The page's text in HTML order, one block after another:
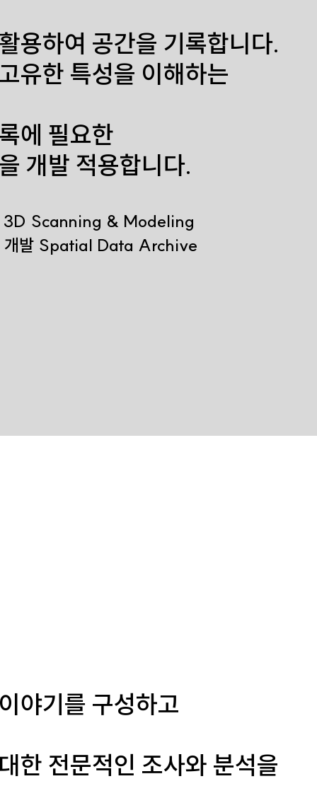
용하여 공간을 기록합니다.
유한 특성을 이해하는
에 필요한
개발 적용합니다.
Scanning & Modeling
개발 Spatial Data Archive
야기를 구성하고
한 전문적인 조사와 분석을